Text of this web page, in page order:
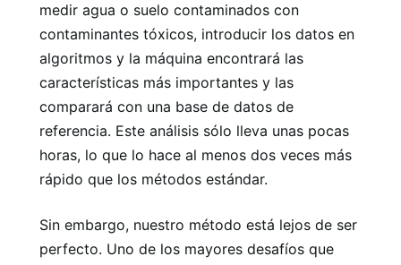
medir agua o suelo contaminados con
contaminantes tóxicos, introducir los datos en
algoritmos y la máquina encontrará las
características más importantes y las
comparará con una base de datos de
referencia. Este análisis sólo lleva unas pocas
horas, lo que lo hace al menos dos veces más
rápido que los métodos estándar.
Sin embargo, nuestro método está lejos de ser
perfecto. Uno de los mayores desafíos que